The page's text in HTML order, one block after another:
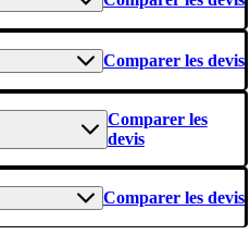
Comparer les devis
Comparer les
devis
Comparer les devis